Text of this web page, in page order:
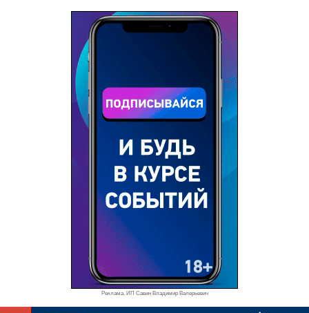
Реклама. ИП Савин Владимир Валерьевич